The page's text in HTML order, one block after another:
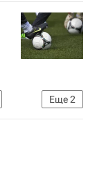
Еще2